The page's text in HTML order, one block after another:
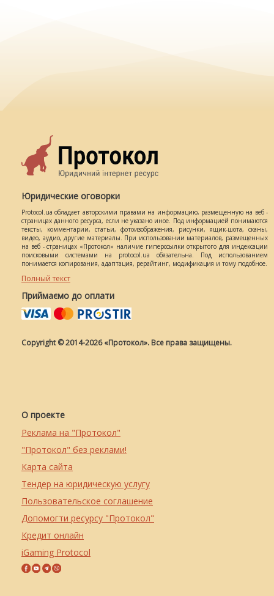
Юридические оговорки
Protocol.ua обладает авторскими правами на информацию, размещенную на веб -
страницах данного ресурса, если не указано иное. Под информацией понимаются
тексты, комментарии, статьи, фотоизображения, рисунки, ящик-шота, сканы,
видео, аудио, другие материалы. При использовании материалов, размещенных
на веб - страницах «Протокол» наличие гиперссылки открытого для индексации
поисковыми системами на protocol.ua обязательна. Под использованием
понимается копирования, адаптация, рерайтинг, модификация и тому подобное.
Полный текст
Приймаємо до оплати
Copyright © 2014-2026 «Протокол». Все права защищены.
О проекте
Реклама на "Протокол"
"Протокол" без реклами!
Карта сайта
Тендер на юридическую услугу
Пользовательское соглашение
Допомогти ресурсу "Протокол"
Кредит онлайн
iGaming Protocol